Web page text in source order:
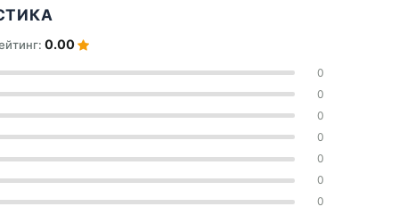
0.00
0
0
0
0
0
0
0